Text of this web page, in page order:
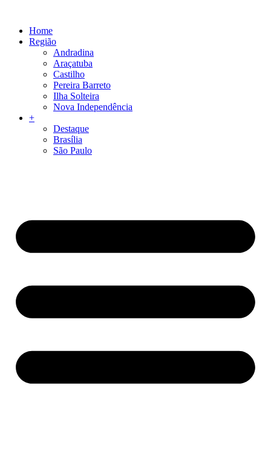
contentHome
Região
Andradina
Araçatuba
Castilho
Pereira Barreto
Ilha Solteira
Nova Independência
+
Destaque
Brasília
São Paulo